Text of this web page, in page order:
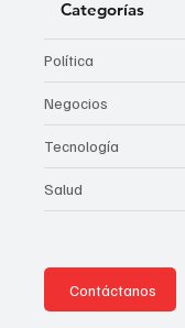
Categorías
Política
Negocios
Tecnología
Salud
Contáctanos